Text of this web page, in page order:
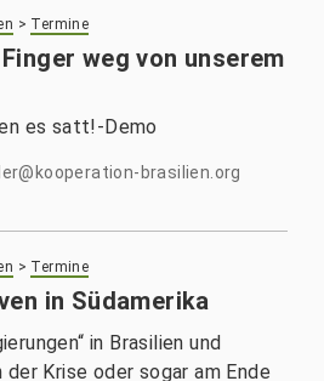
> Termine
weg von unserem
es satt!-Demo
brasilien.org
> Termine
in Südamerika
in Brasilien und
der Krise oder sogar am Ende